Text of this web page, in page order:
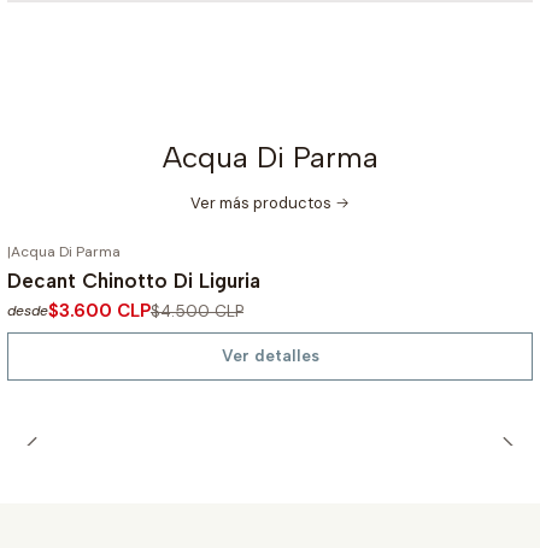
Acqua Di Parma
Ver más productos
-20%
No disponible
|Acqua Di Parma
Decant Chinotto Di Liguria
desde$3.600 CLP$4.500 CLP
Ver detalles